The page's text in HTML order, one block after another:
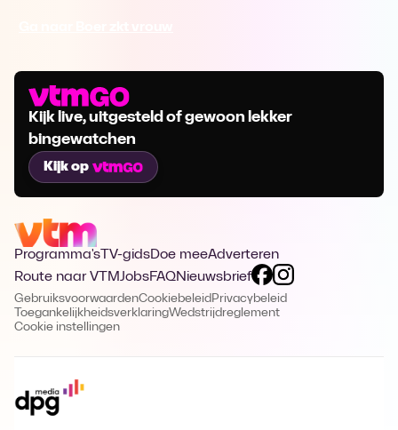
Kijk live, uitgesteld of gewoon lekker
bingewatchen
Kijk op
Programma's TV-gidsDoe meeAdverteren
Route naar VTMJobsFAQNieuwsbrief
GebruiksvoorwaardenCookiebeleid Privacybeleid
ToegankelijkheidsverklaringWedstrijdreglement
Cookie instellingen